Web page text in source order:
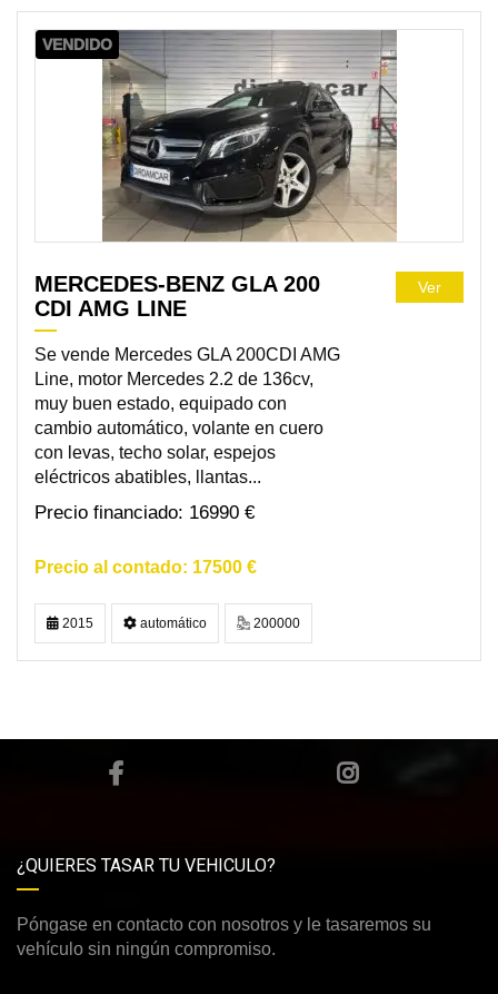
VENDIDO
MERCEDES-BENZ GLA 200
CDI AMG LINE
Se vende Mercedes GLA 200CDI AMG
Line, motor Mercedes 2.2 de 136cv,
muy buen estado, equipado con
cambio automático, volante en cuero
con levas, techo solar, espejos
eléctricos abatibles, llantas...
16990 €
17500 €
Ver
2015 automático 200000
¿QUIERES TASAR TU VEHICULO?
Póngase en contacto con nosotros y le tasaremos su
vehículo sin ningún compromiso.